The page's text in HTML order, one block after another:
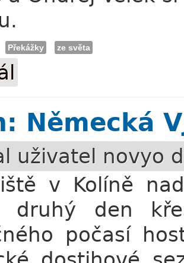
Překážky ze světa
Německá
uživatel novyo
v Kolíně
druhý den
počasí